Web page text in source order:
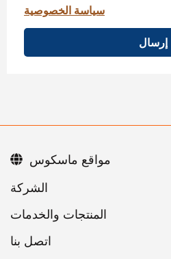
سياسة الخصوصية
إرسال
اتصل بنا
مواقع ماسكوس